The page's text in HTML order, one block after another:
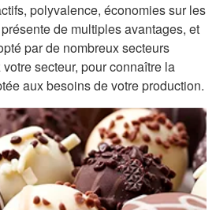
polyvalence, économies sur les
de multiples avantages, et
par de nombreux secteurs
secteur, pour connaître la
aux besoins de votre production.